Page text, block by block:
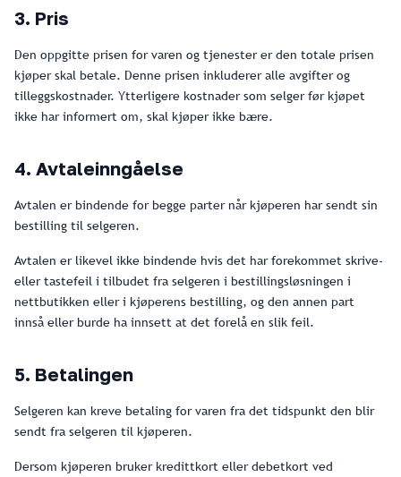
3. Pris
Den oppgitte prisen for varen og tjenester er den totale prisen
kjøper skal betale. Denne prisen inkluderer alle avgifter og
tilleggskostnader. Ytterligere kostnader som selger før kjøpet
ikke har informert om, skal kjøper ikke bære.
4. Avtaleinngåelse
Avtalen er bindende for begge parter når kjøperen har sendt sin
bestilling til selgeren.
Avtalen er likevel ikke bindende hvis det har forekommet skrive-
eller tastefeil i tilbudet fra selgeren i bestillingsløsningen i
nettbutikken eller i kjøperens bestilling, og den annen part
innså eller burde ha innsett at det forelå en slik feil.
5. Betalingen
Selgeren kan kreve betaling for varen fra det tidspunkt den blir
sendt fra selgeren til kjøperen.
Dersom kjøperen bruker kredittkort eller debetkort ved